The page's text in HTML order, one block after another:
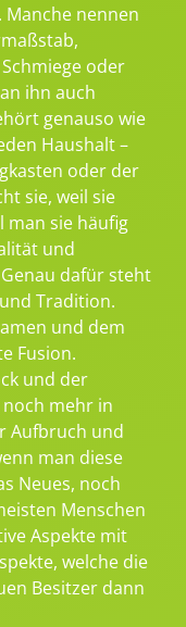
Manche nennen
oder
ihn auch
genauso wie
Haushalt –
oder der
sie, weil sie
man sie häufig
und
dafür steht
Tradition.
und dem
Fusion.
und der
mehr in
Aufbruch und
man diese
Neues, noch
Menschen
Aspekte mit
welche die
Besitzer dann